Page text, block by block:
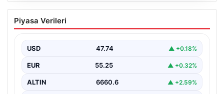
Karadeniz’de vurulan gemiden ilk
görüntü. Türkiye’ye ulaştı, saldırının
{"title": "Karadeniz'de vurulan geminin ilk görüntüleri
Piyasa Verileri
USD 47.74 ▲ +0.18%
EUR 55.25 ▲ +0.32%
ALTIN 6660.6 ▲ +2.59%